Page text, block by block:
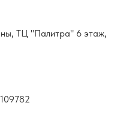
ТЦ "Палитра" 6 этаж,